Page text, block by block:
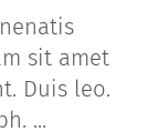
sit amet
Duis leo.
...